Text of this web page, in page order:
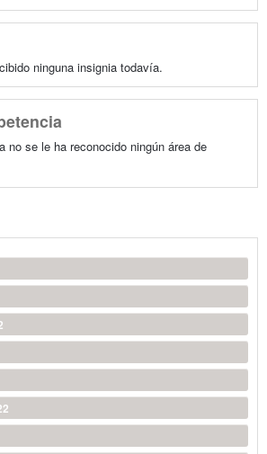
ninguna insignia todavía.
no se le ha reconocido ningún área de